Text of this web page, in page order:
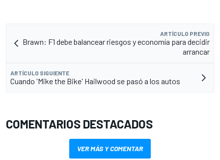
ARTÍCULO PREVIO
Brawn: F1 debe balancear riesgos y economía para decidir
arrancar
ARTÍCULO SIGUIENTE
Cuando 'Mike the Bike' Hailwood se pasó a los autos
COMENTARIOS DESTACADOS
VER MÁS Y COMENTAR